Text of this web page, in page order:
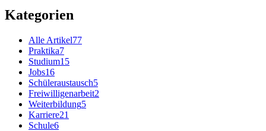
Kategorien
Alle Artikel77
Praktika7
Studium15
Jobs16
Schüleraustausch5
Freiwilligenarbeit2
Weiterbildung5
Karriere21
Schule6